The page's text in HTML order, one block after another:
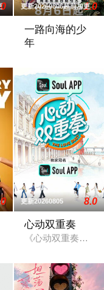
以文具快闪店为场景的
由刘恋主理的一档女
更新20260806超前加更1.0
一路向海的少
年
更新20260805 8.0
心动双重奏
《心动双重奏》